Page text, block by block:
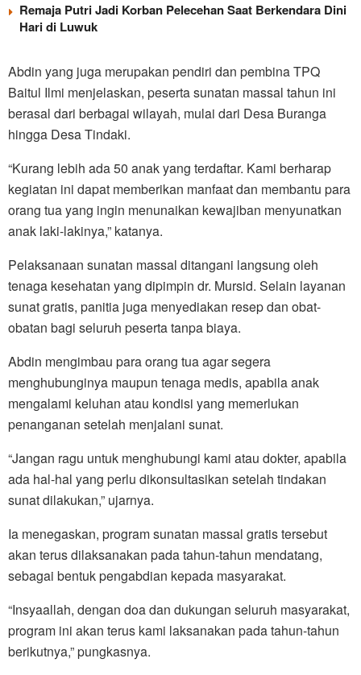
Remaja Putri Jadi Korban Pelecehan Saat Berkendara Dini
Hari di Luwuk
Abdin yang juga merupakan pendiri dan pembina TPQ
Baitul Ilmi menjelaskan, peserta sunatan massal tahun ini
berasal dari berbagai wilayah, mulai dari Desa Buranga
hingga Desa Tindaki.
“Kurang lebih ada 50 anak yang terdaftar. Kami berharap
kegiatan ini dapat memberikan manfaat dan membantu para
orang tua yang ingin menunaikan kewajiban menyunatkan
anak laki-lakinya,” katanya.
Pelaksanaan sunatan massal ditangani langsung oleh
tenaga kesehatan yang dipimpin dr. Mursid. Selain layanan
sunat gratis, panitia juga menyediakan resep dan obat-
obatan bagi seluruh peserta tanpa biaya.
Abdin mengimbau para orang tua agar segera
menghubunginya maupun tenaga medis, apabila anak
mengalami keluhan atau kondisi yang memerlukan
penanganan setelah menjalani sunat.
“Jangan ragu untuk menghubungi kami atau dokter, apabila
ada hal-hal yang perlu dikonsultasikan setelah tindakan
sunat dilakukan,” ujarnya.
Ia menegaskan, program sunatan massal gratis tersebut
akan terus dilaksanakan pada tahun-tahun mendatang,
sebagai bentuk pengabdian kepada masyarakat.
“Insyaallah, dengan doa dan dukungan seluruh masyarakat,
program ini akan terus kami laksanakan pada tahun-tahun
berikutnya,” pungkasnya.